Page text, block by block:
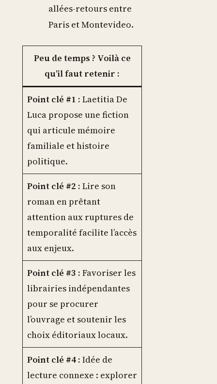
allées-retours entre
Paris et Montevideo.
Peu de temps ? Voilà ce
qu’il faut retenir :
Point clé #1 : Laetitia De
Luca propose une fiction
qui articule mémoire
familiale et histoire
politique.
Point clé #2 : Lire son
roman en prêtant
attention aux ruptures de
temporalité facilite l’accès
aux enjeux.
Point clé #3 : Favoriser les
librairies indépendantes
pour se procurer
l’ouvrage et soutenir les
choix éditoriaux locaux.
Point clé #4 : Idée de
lecture connexe : explorer